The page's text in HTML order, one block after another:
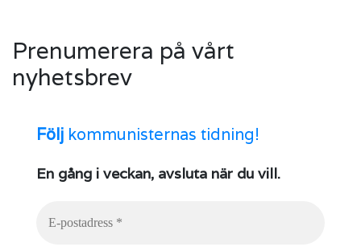
Prenumerera på vårt
nyhetsbrev
Följ kommunisternas tidning!
En gång i veckan, avsluta när du vill.